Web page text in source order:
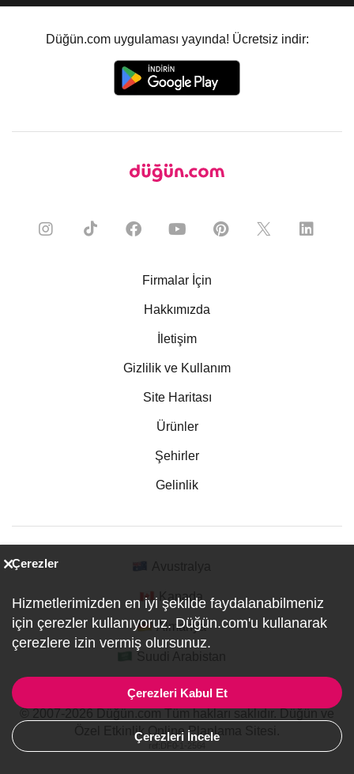
Düğün.com uygulaması yayında! Ücretsiz indir:
Firmalar İçin
Hakkımızda
İletişim
Gizlilik ve Kullanım
Site Haritası
Ürünler
Şehirler
Gelinlik
Kanada
Almanya
Özel Etkinlik Online Planlama Sitesi.
Çerezler
Hizmetlerimizden en iyi şekilde faydalanabilmeniz
için çerezler kullanıyoruz. Düğün.com'u kullanarak
çerezlere izin vermiş olursunuz.
Çerezleri Kabul Et
Çerezleri İncele